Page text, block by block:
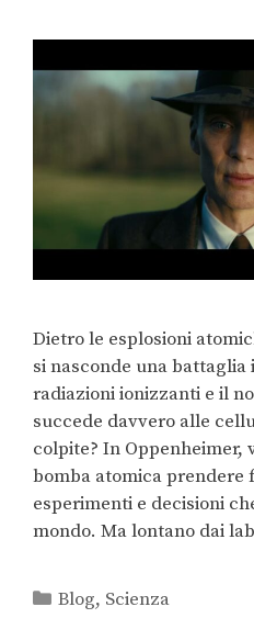
Dietro le esplosioni
si nasconde una
radiazioni ionizzanti e il
succede davvero alle
colpite? In Oppenheimer,
bomba atomica prendere
esperimenti e decisioni
mondo. Ma lontano dai
Blog, Scienza